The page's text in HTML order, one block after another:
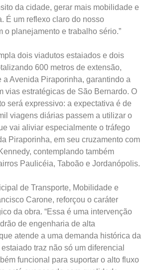
da cidade, gerar mais mobilidade e
É um reflexo claro do nosso
o planejamento e trabalho sério.”
dois viadutos estaiados e dois
600 metros de extensão,
a Avenida Piraporinha, garantindo a
vias estratégicas de São Bernardo. O
será expressivo: a expectativa é de
viagens diárias passem a utilizar o
vai aliviar especialmente o tráfego
Piraporinha, em seu cruzamento com
contemplando também
Paulicéia, Taboão e Jordanópolis.
de Transporte, Mobilidade e
Carone, reforçou o caráter
da obra. “Essa é uma intervenção
de engenharia de alta
atende a uma demanda histórica da
traz não só um diferencial
funcional para suportar o alto fluxo